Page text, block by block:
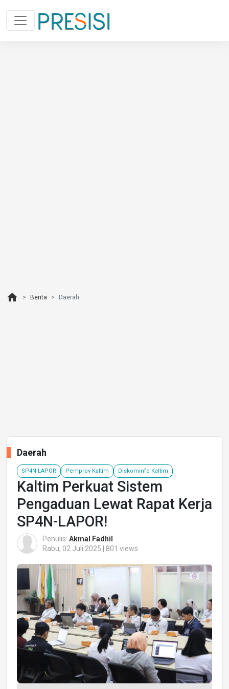
home Berita Daerah
Daerah
SP4N-LAPOR Pemprov Kaltim Diskominfo Kaltim
Kaltim Perkuat Sistem
Pengaduan Lewat Rapat Kerja
SP4N-LAPOR!
Penulis: Akmal Fadhil
Rabu, 02 Juli 2025 | 801 views